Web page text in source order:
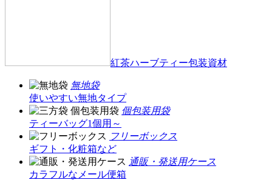
紅茶ハーブティー包装資材
無地袋
使いやすい無地タイプ
個包装用袋
ティーバッグ1個用～
フリーボックス
ギフト・化粧箱など
通販・発送用ケース
カラフルなメール便箱